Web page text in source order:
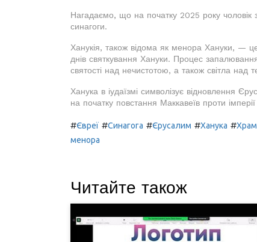
Нагадаємо, що на початку 2025 року чоловік
синагоги.
Ханукія, також відома як менора Хануки, —
днів святкування Хануки. Процес
святості над нечистотою, а також світла
Ханука в іудаїзмі символізує відновлення
на початку повстання Маккавеїв проти
#Євреї #Синагога #Єрусалим #Ханука #
менора
Читайте також